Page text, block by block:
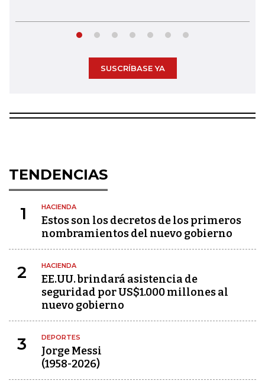
SUSCRÍBASE YA
TENDENCIAS
1 HACIENDA
Estos son los decretos de los primeros
nombramientos del nuevo gobierno
2 HACIENDA
EE.UU. brindará asistencia de
seguridad por US$1.000 millones al
nuevo gobierno
3 DEPORTES
Jorge Messi
(1958-2026)